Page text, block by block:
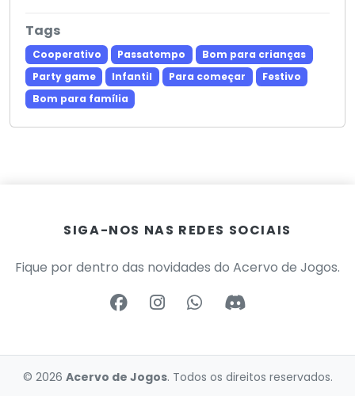
Tags
Cooperativo Passatempo
Bom para crianças
Party game
Infantil Para começar
Festivo
Bom para família
SIGA-NOS NAS REDES SOCIAIS
Fique por dentro das novidades do Acervo de Jogos.
© 2026 Acervo de Jogos. Todos os direitos reservados.